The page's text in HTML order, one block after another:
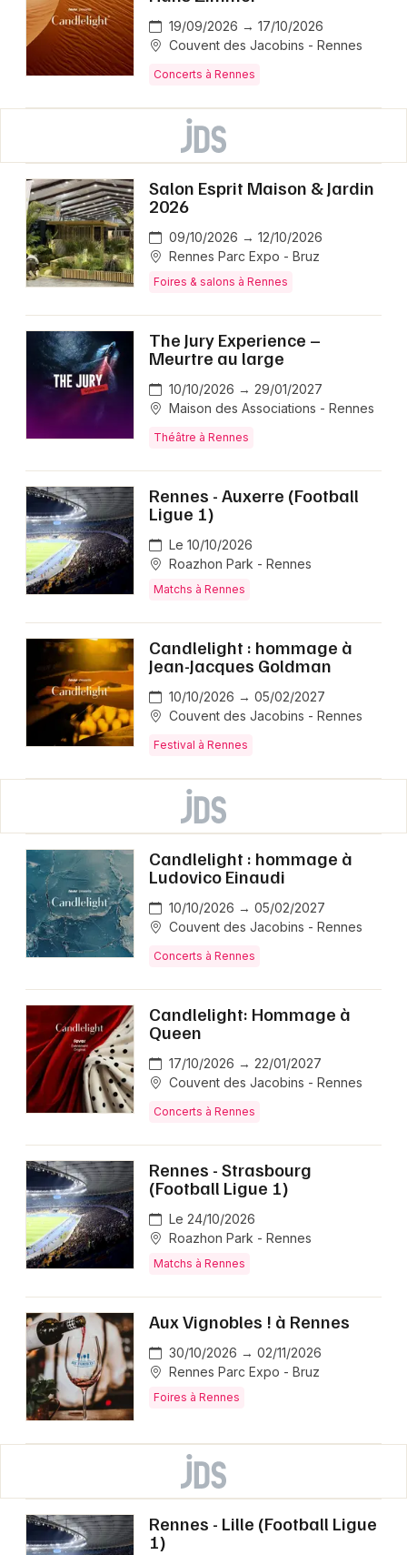
19/09/2026 → 17/10/2026
Couvent des Jacobins - Rennes
Concerts à Rennes
Salon Esprit Maison & Jardin
2026
09/10/2026 → 12/10/2026
Rennes Parc Expo - Bruz
Foires & salons à Rennes
The Jury Experience –
Meurtre au large
10/10/2026 → 29/01/2027
Maison des Associations - Rennes
Théâtre à Rennes
Rennes - Auxerre (Football
Ligue 1)
Le 10/10/2026
Roazhon Park - Rennes
Matchs à Rennes
Candlelight : hommage à
Jean-Jacques Goldman
10/10/2026 → 05/02/2027
Couvent des Jacobins - Rennes
Festival à Rennes
Candlelight : hommage à
Ludovico Einaudi
10/10/2026 → 05/02/2027
Couvent des Jacobins - Rennes
Concerts à Rennes
Candlelight: Hommage à
Queen
17/10/2026 → 22/01/2027
Couvent des Jacobins - Rennes
Concerts à Rennes
Rennes - Strasbourg
(Football Ligue 1)
Le 24/10/2026
Roazhon Park - Rennes
Matchs à Rennes
Aux Vignobles ! à Rennes
30/10/2026 → 02/11/2026
Rennes Parc Expo - Bruz
Foires à Rennes
Rennes - Lille (Football Ligue
1)